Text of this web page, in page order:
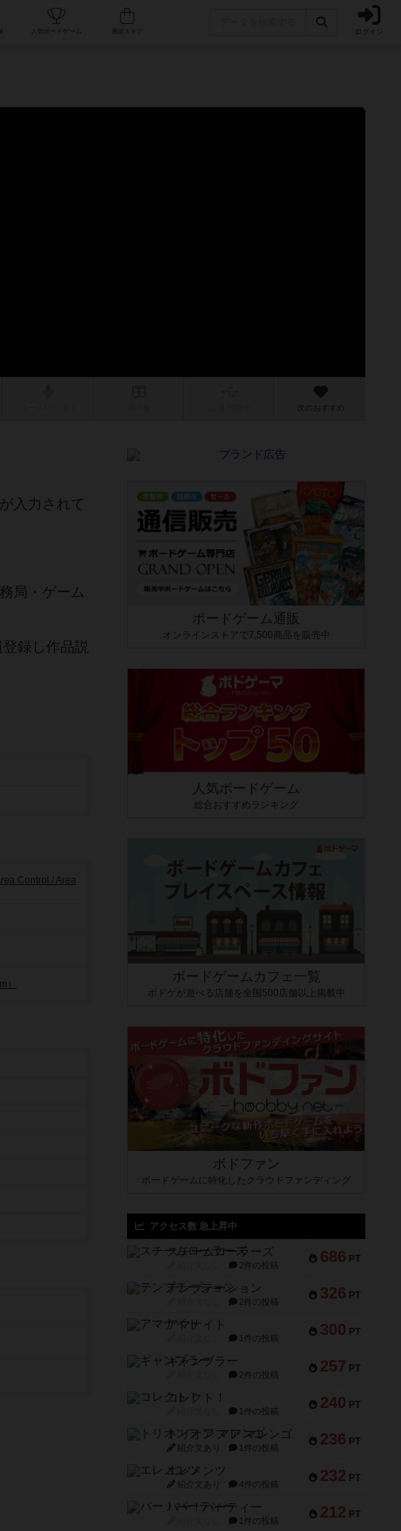
人気ボードゲーム ログイン
次のおすすめ
入力されて
局・ゲーム
録し作品説
Control / Area
）
ボードゲーム通販
オンラインストアで7,500商品を販売中
人気ボードゲーム
総合おすすめランキング
ボードゲームカフェ一覧
ボドゲが遊べる店舗を全国500店舗以上掲載中
ボドファン
ボードゲームに特化したクラウドファンディング
アクセス数 急上昇中
686 PT
スチームローラーズ
2件の投稿
326 PT
テンプテーション
2件の投稿
300 PT
アマナイト
1件の投稿
257 PT
ギャンブラー
2件の投稿
240 PT
コレクト！
1件の投稿
236 PT
トリオンフ ア マレンゴ
紹介文あり 1件の投稿
232 PT
エレメンツ
紹介文あり 4件の投稿
212 PT
バー！パーティー
1件の投稿